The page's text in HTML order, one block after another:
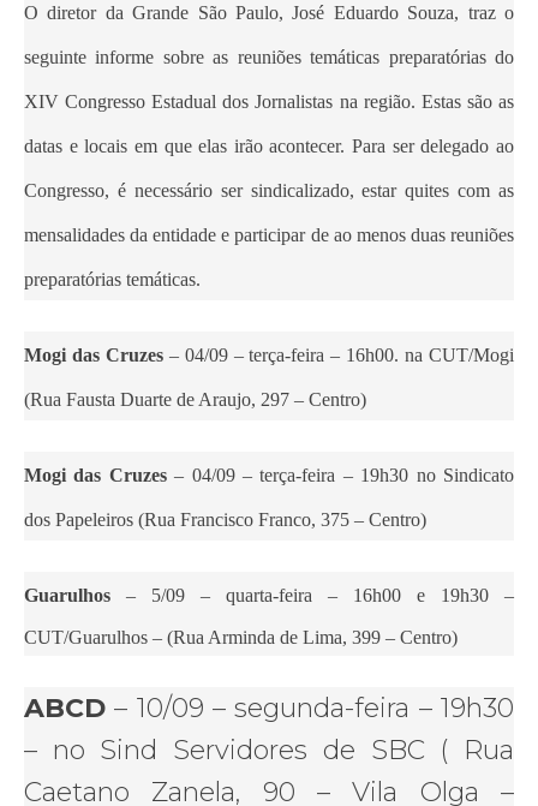
O diretor da Grande São Paulo, José Eduardo Souza, traz o
seguinte informe sobre as reuniões temáticas preparatórias do
XIV Congresso Estadual dos Jornalistas na região. Estas são as
datas e locais em que elas irão acontecer. Para ser delegado ao
Congresso, é necessário ser sindicalizado, estar quites com as
mensalidades da entidade e participar de ao menos duas reuniões
preparatórias temáticas.
Mogi das Cruzes– 04/09 – terça-feira – 16h00. na CUT/Mogi
(Rua Fausta Duarte de Araujo, 297 – Centro)
Mogi das Cruzes– 04/09 – terça-feira – 19h30 no Sindicato
dos Papeleiros (Rua Francisco Franco, 375 – Centro)
Guarulhos – 5/09 – quarta-feira – 16h00 e 19h30 –
CUT/Guarulhos – (Rua Arminda de Lima, 399 – Centro)
ABCD– 10/09 – segunda-feira – 19h30
– no Sind Servidores de SBC ( Rua
Caetano Zanela, 90 – Vila Olga –